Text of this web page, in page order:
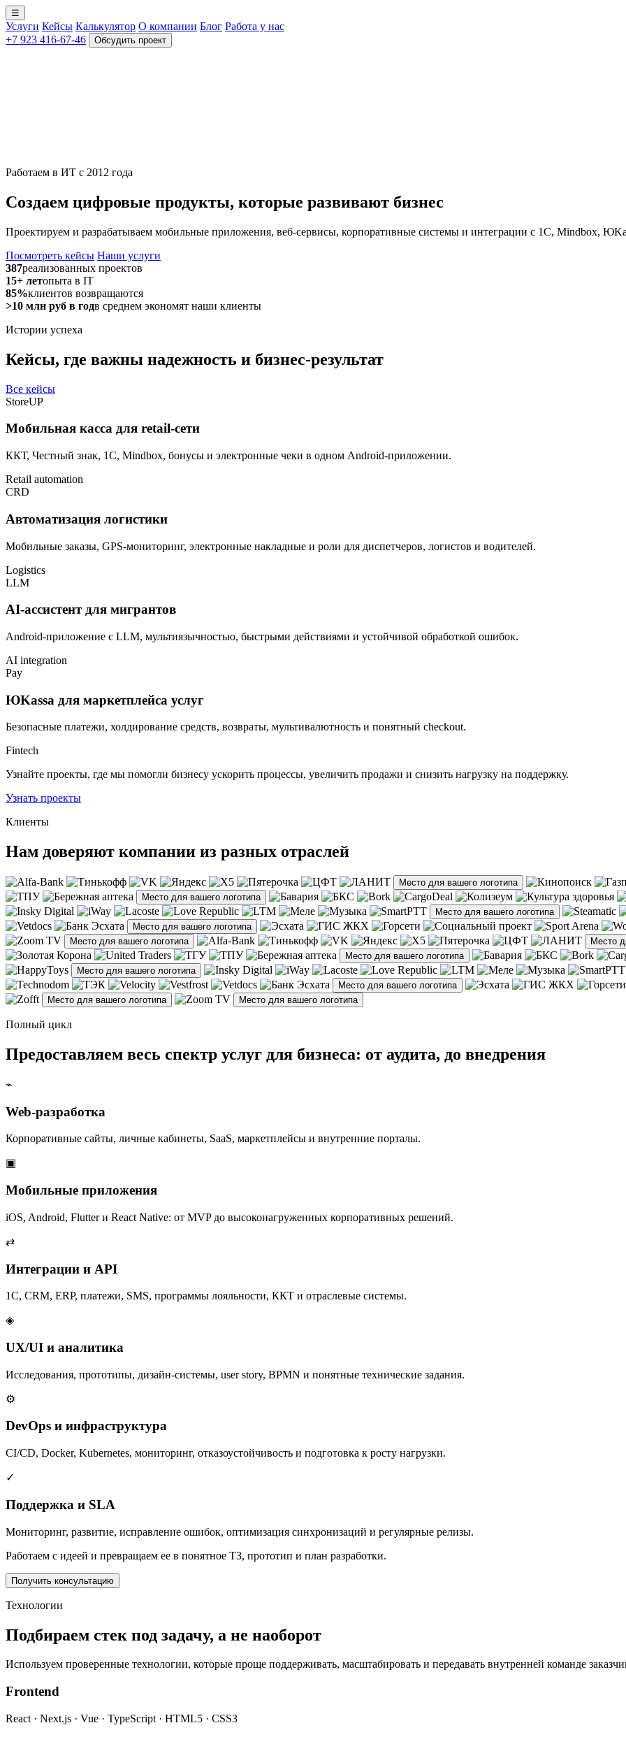
☰
Услуги Кейсы Калькулятор О компании Блог Работа у нас
+7 923 416-67-46
Обсудить проект
Работаем в ИТ с 2012 года
Создаем цифровые продукты, которые развивают бизнес
Проектируем и разрабатываем мобильные приложения, веб-сервисы, корпоративные системы и интеграции с 1С, Mindbox,
Посмотреть кейсы Наши услуги
387реализованных проектов
15+ летопыта в IT
85%клиентов возвращаются
>10 млн руб в годв среднем экономят наши клиенты
Истории успеха
Кейсы, где важны надежность и бизнес-результат
Все кейсы
StoreUP
Мобильная касса для retail-сети
ККТ, Честный знак, 1С, Mindbox, бонусы и электронные чеки в одном Android-приложении.
Retail automation
CRD
Автоматизация логистики
Мобильные заказы, GPS-мониторинг, электронные накладные и роли для диспетчеров, логистов и водителей.
Logistics
LLM
AI-ассистент для мигрантов
Android-приложение с LLM, мультиязычностью, быстрыми действиями и устойчивой обработкой ошибок.
AI integration
Pay
ЮKassa для маркетплейса услуг
Безопасные платежи, холдирование средств, возвраты, мультивалютность и понятный checkout.
Fintech
Узнайте проекты, где мы помогли бизнесу ускорить процессы, увеличить продажи и снизить нагрузку на поддержку.
Узнать проекты
Клиенты
Нам доверяют компании из разных отраслей
Место для вашего логотипа
Место для вашего логотипа
Место для вашего логотипа
Место для вашего логотипа
Место для вашего логотипа
Место
Место для вашего логотипа
Место для вашего логотипа
Место для вашего логотипа
Место для вашего логотипа
Место для вашего логотипа
Полный цикл
Предоставляем весь спектр услуг для бизнеса: от аудита, до внедрения
⌁
Web-разработка
Корпоративные сайты, личные кабинеты, SaaS, маркетплейсы и внутренние порталы.
▣
Мобильные приложения
iOS, Android, Flutter и React Native: от MVP до высоконагруженных корпоративных решений.
⇄
Интеграции и API
1С, CRM, ERP, платежи, SMS, программы лояльности, ККТ и отраслевые системы.
◈
UX/UI и аналитика
Исследования, прототипы, дизайн-системы, user story, BPMN и понятные технические задания.
⚙
DevOps и инфраструктура
CI/CD, Docker, Kubernetes, мониторинг, отказоустойчивость и подготовка к росту нагрузки.
✓
Поддержка и SLA
Мониторинг, развитие, исправление ошибок, оптимизация синхронизаций и регулярные релизы.
Работаем с идеей и превращаем ее в понятное ТЗ, прототип и план разработки.
Получить консультацию
Технологии
Подбираем стек под задачу, а не наоборот
Используем проверенные технологии, которые проще поддерживать, масштабировать и передавать внутренней команде
Frontend
React · Next.js · Vue · TypeScript · HTML5 · CSS3